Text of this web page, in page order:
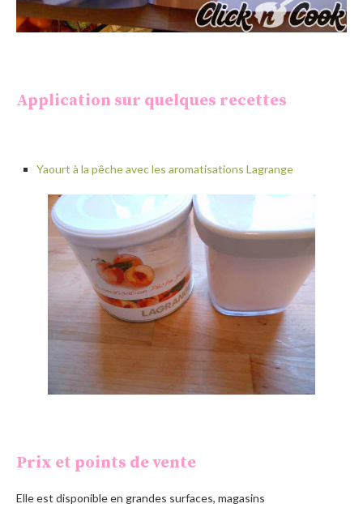
Application sur quelques recettes
Yaourt à la pêche avec les aromatisations Lagrange
Prix et points de vente
Elle est disponible en grandes surfaces, magasins